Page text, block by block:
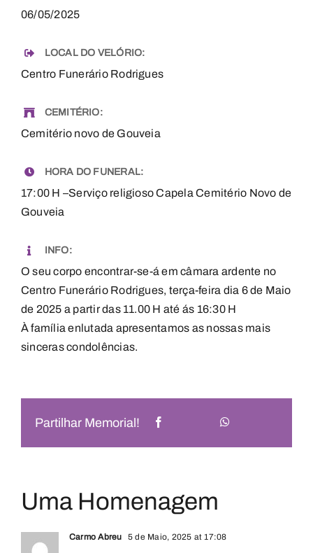
06/05/2025
LOCAL DO VELÓRIO:
Centro Funerário Rodrigues
CEMITÉRIO:
Cemitério novo de Gouveia
HORA DO FUNERAL:
17:00 H –Serviço religioso Capela Cemitério Novo de
Gouveia
INFO:
O seu corpo encontrar-se-á em câmara ardente no
Centro Funerário Rodrigues, terça-feira dia 6 de Maio
de 2025 a partir das 11.00 H até ás 16:30 H
À família enlutada apresentamos as nossas mais
sinceras condolências.
Partilhar Memorial!
Uma Homenagem
Carmo Abreu 5 de Maio, 2025 at 17:08